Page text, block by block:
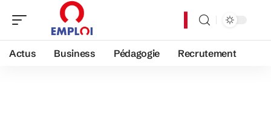
Actus Business Pédagogie Recrutement